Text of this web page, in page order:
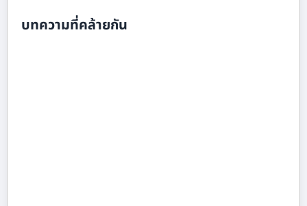
บทความที่คล้ายกัน